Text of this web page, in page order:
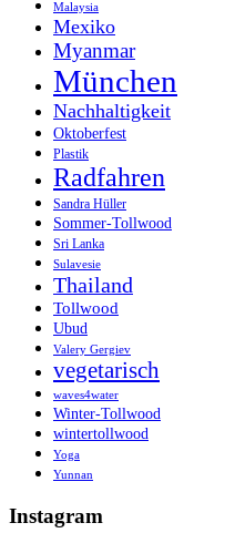
Malaysia
Mexiko
Myanmar
München
Nachhaltigkeit
Oktoberfest
Plastik
Radfahren
Sandra Hüller
Sommer-Tollwood
Sri Lanka
Sulavesie
Thailand
Tollwood
Ubud
Valery Gergiev
vegetarisch
waves4water
Winter-Tollwood
wintertollwood
Yoga
Yunnan
Instagram